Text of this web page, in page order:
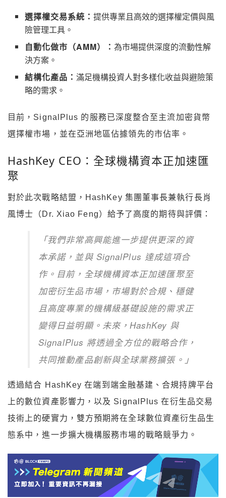
選擇權交易系統：提供專業且高效的選擇權定價與風
險管理工具。
自動化做市（AMM）：為市場提供深度的流動性解
決方案。
結構化產品：滿足機構投資人對多樣化收益與避險策
略的需求。
目前，SignalPlus 的服務已深度整合至主流加密貨幣
選擇權市場，並在亞洲地區佔據領先的市佔率。
HashKey CEO：全球機構資本正加速匯
聚
對於此次戰略結盟，HashKey 集團董事長兼執行長肖
風博士（Dr. Xiao Feng）給予了高度的期待與評價：
「我們非常高興能進一步提供更深的資
本承諾，並與 SignalPlus 達成這項合
作。目前，全球機構資本正加速匯聚至
加密衍生品市場，市場對於合規、穩健
且高度專業的機構級基礎設施的需求正
變得日益明顯。未來，HashKey 與
SignalPlus 將透過全方位的戰略合作，
共同推動產品創新與全球業務擴張。」
透過結合 HashKey 在端到端金融基建、合規持牌平台
上的數位資產影響力，以及 SignalPlus 在衍生品交易
技術上的硬實力，雙方預期將在全球數位資產衍生品生
態系中，進一步擴大機構服務市場的戰略競爭力。